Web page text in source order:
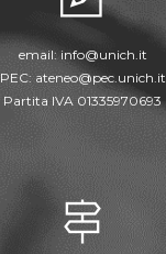
email:info@unich.it
PEC: ateneo@pec.unich.it
Partita IVA 01335970693